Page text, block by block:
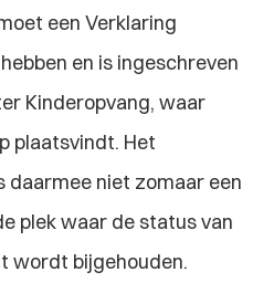
een Verklaring
en is ingeschreven
Kinderopvang, waar
plaatsvindt. Het
daarmee niet zomaar een
plek waar de status van
wordt bijgehouden.